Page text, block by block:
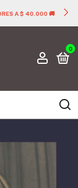
A $ 40.000 🚚
0